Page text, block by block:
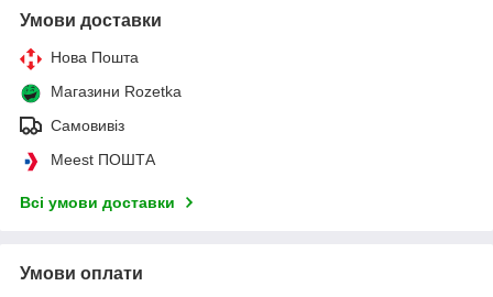
Умови доставки
Нова Пошта
Магазини Rozetka
Самовивіз
Meest ПОШТА
Всі умови доставки
Умови оплати